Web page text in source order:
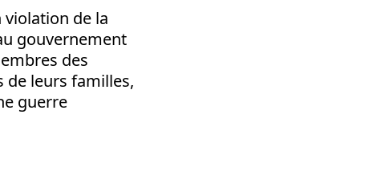
de la
gouvernement
des
de leurs familles,
guerre